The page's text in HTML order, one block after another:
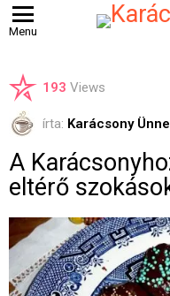
Menu
193 Views
írta: Karácsony
A
eltérő